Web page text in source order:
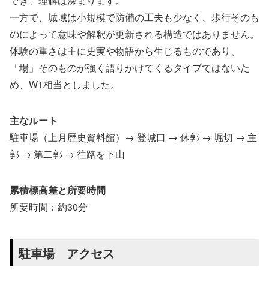
一方で、城域は小規模で防備の工夫も少なく、歩行そのも
のによって意味や解釈が更新される構造ではありません。
体験の重さは主に史実や物語から生じるものであり、
「場」そのものが強く語りかけてくるタイプではないた
め、W1相当としました。
主なルート
駐車場（上月歴史資料館）→ 登城口 → 休郭 → 堀切 → 主
郭 → 第二郭 → 往路を下山
累積標高差と所要時間
所要時間：約30分
駐車場 アクセス